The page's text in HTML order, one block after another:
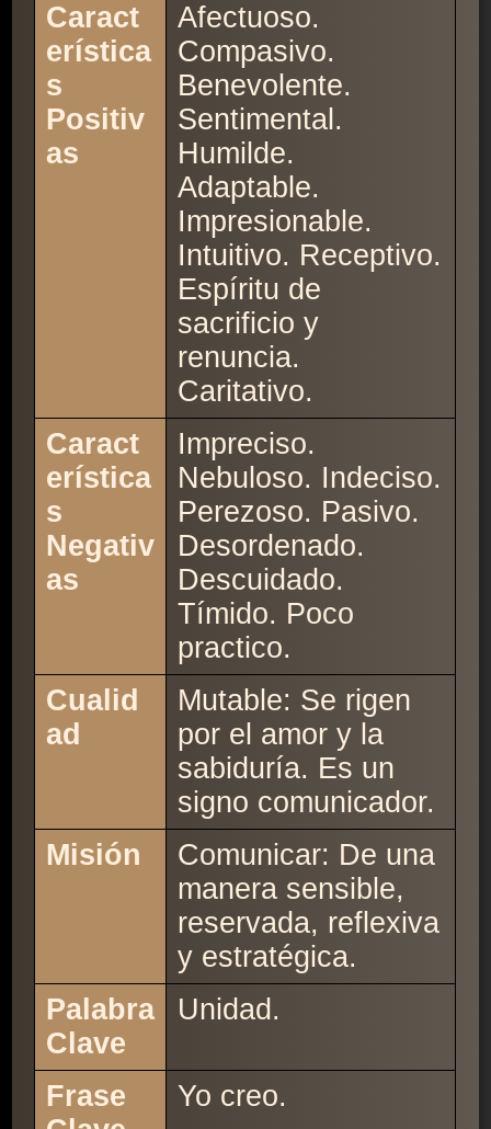
Caract
erística
s
Positiv
as
Afectuoso.
Compasivo.
Benevolente.
Sentimental.
Humilde.
Adaptable.
Impresionable.
Intuitivo. Receptivo.
Espíritu de
sacrificio y
renuncia.
Caritativo.
Caract
erística
s
Negativ
as
Impreciso.
Nebuloso. Indeciso.
Perezoso. Pasivo.
Desordenado.
Descuidado.
Tímido. Poco
practico.
Cualid
ad
Mutable: Se rigen
por el amor y la
sabiduría. Es un
signo comunicador.
Misión
Comunicar: De una
manera sensible,
reservada, reflexiva
y estratégica.
Palabra
Clave
Unidad.
Frase
Yo creo.